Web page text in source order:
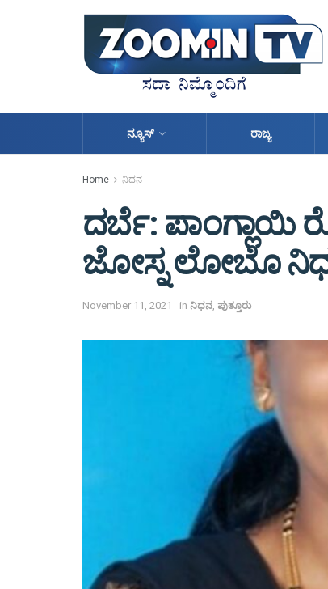
ನ್ಯೂಸ್ ರಾಜ್ಯ
Home ನಿಧನ
ದರ್ಬೆ: ಪಾಂಗ್ಲಾಯಿ
ಜೋಸ್ನ ಲೋಬೊ
November 11, 2021 in ನಿಧನ ಪುತ್ತೂರು